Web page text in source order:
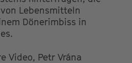
Lebensmitteln
Dönerimbiss in
Video, Petr Vrána